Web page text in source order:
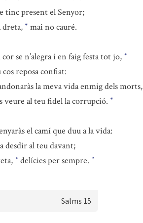
tinc present el Senyor;
dreta, * mai no cauré.
se n’alegra i en faig festa tot jo, *
reposa confiat:
la meva vida enmig dels morts,
veure al teu fidel la corrupció. *
el camí que duu a la vida:
desdir al teu davant;
* delícies per sempre. *
Salms 15